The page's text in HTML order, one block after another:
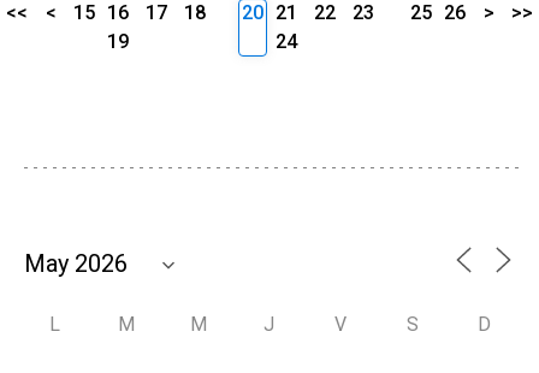
<< < 15 16 17
18
19
20 21 22
23
24
25 26 > >>
L M M J V S D